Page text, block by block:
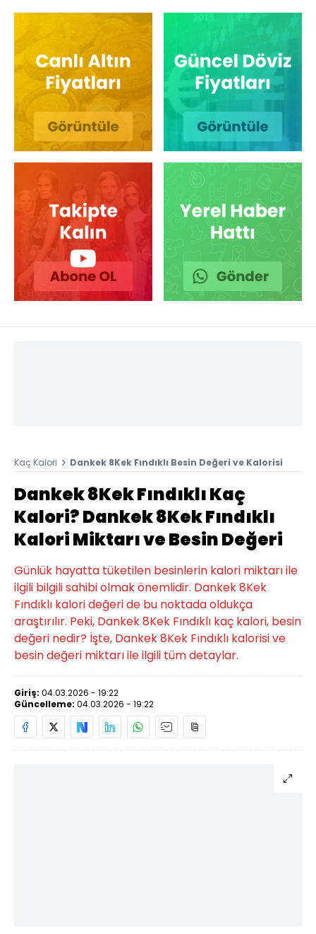
Kaç Kalori Dankek 8Kek Fındıklı Besin Değeri ve Kalorisi
Dankek 8Kek Fındıklı Kaç
Kalori? Dankek 8Kek Fındıklı
Kalori Miktarı ve Besin Değeri
Günlük hayatta tüketilen besinlerin kalori miktarı ile
ilgili bilgili sahibi olmak önemlidir. Dankek 8Kek
Fındıklı kalori değeri de bu noktada oldukça
araştırılır. Peki, Dankek 8Kek Fındıklı kaç kalori, besin
değeri nedir? İşte, Dankek 8Kek Fındıklı kalorisi ve
besin değeri miktarı ile ilgili tüm detaylar.
Giriş: 04.03.2026 - 19:22
Güncelleme: 04.03.2026 - 19:22